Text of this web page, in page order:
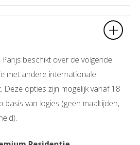
beschikt over de volgende
met andere internationale
Deze opties zijn mogelijk vanaf 18
basis van logies (geen maaltijden,